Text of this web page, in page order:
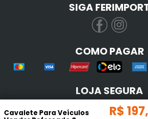
Cavalete Para Veículos R$ 197,
SIGA
COMO PAGAR
LOJA SEGURA